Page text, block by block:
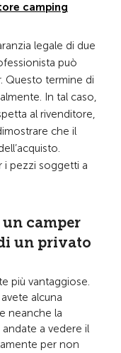
camping
legale di due
può
Questo termine di
In tal caso,
al rivenditore,
che il
i pezzi soggetti a
camper
un privato
più vantaggiose.
alcuna
neanche la
a vedere il
per non